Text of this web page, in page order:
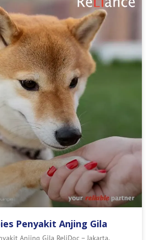
Penyakit Anjing Gila
Anjing Gila ReliDoc – Jakarta.